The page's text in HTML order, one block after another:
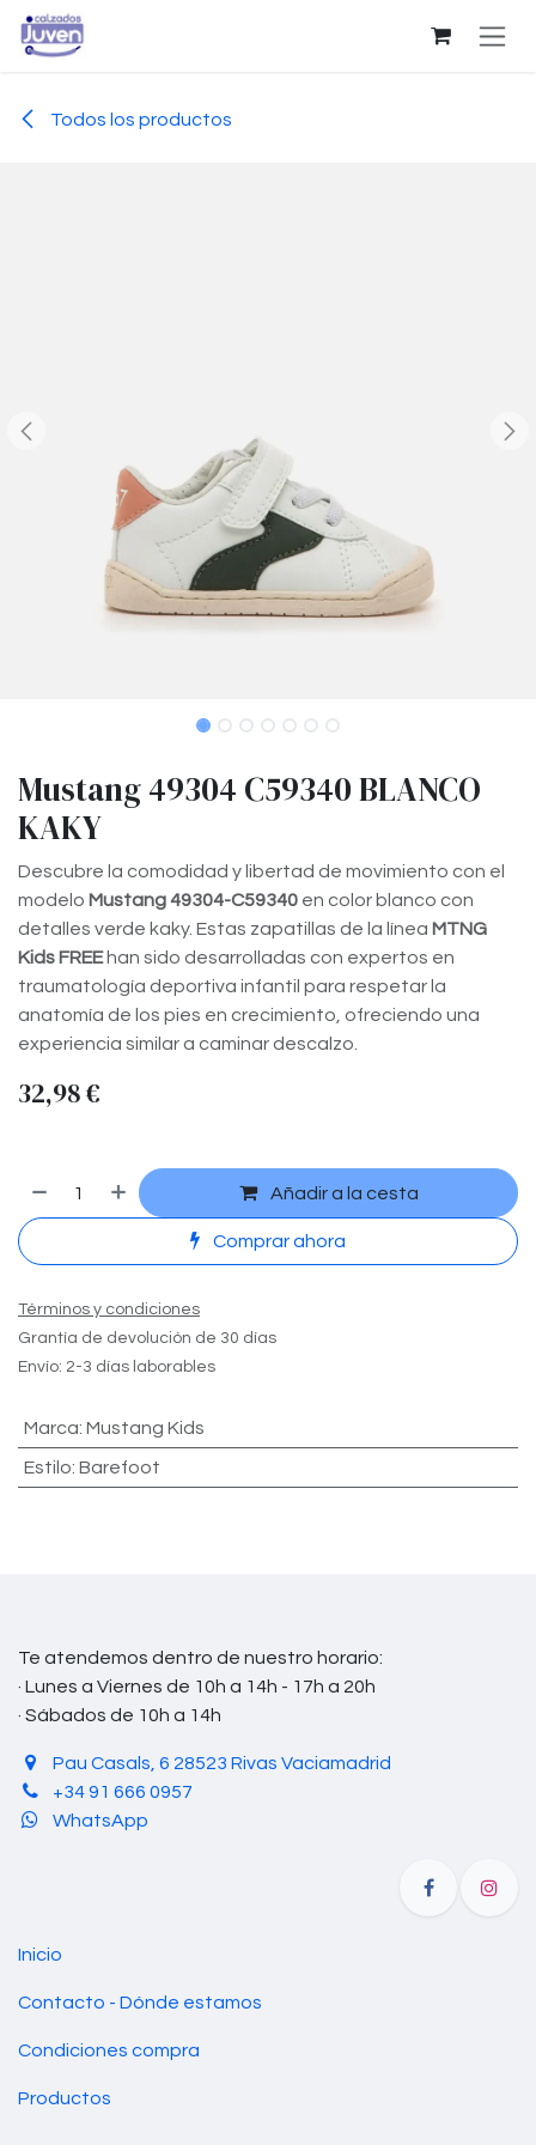
Ir al contenido
Todos los productos
Mustang 49304 C59340 BLANCO
KAKY
Descubre la comodidad y libertad de movimiento con el
modelo Mustang 49304-C59340 en color blanco con
detalles verde kaky. Estas zapatillas de la línea MTNG
Kids FREEhan sido desarrolladas con expertos en
traumatología deportiva infantil para respetar la
anatomía de los pies en crecimiento, ofreciendo una
experiencia similar a caminar descalzo.
32,98€
Añadir a la cesta
Comprar ahora
Términos y condiciones
Grantía de devolución de 30 días
Envío: 2-3 días laborables
Marca: Mustang Kids
Estilo: Barefoot
Te atendemos dentro de nuestro horario:
· Lunes a Viernes de 10h a 14h - 17h a 20h
· Sábados de 10h a 14h
Pau Casals, 6 28523 Rivas Vaciamadrid
+34 91 666 0957
WhatsApp
Inicio
Contacto - Dónde estamos
Condiciones compra
Productos